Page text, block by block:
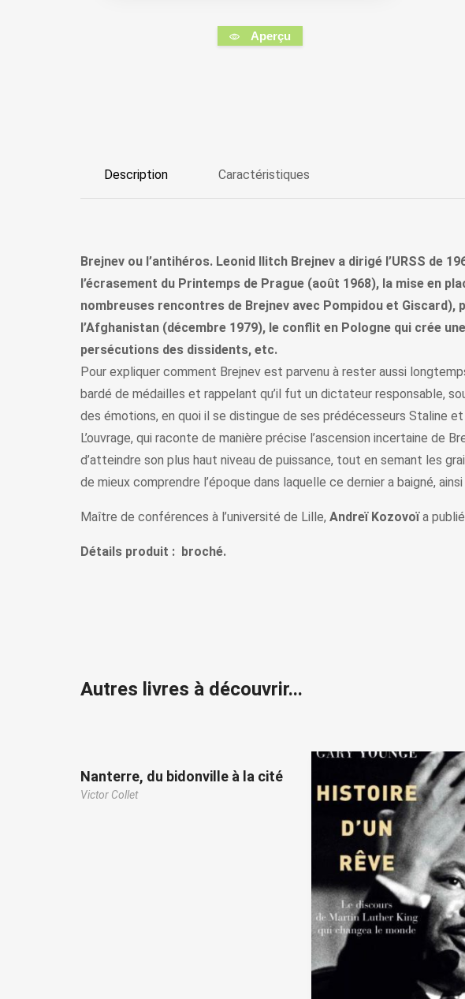
Aperçu
Description Caractéristiques
Brejnev ou l’antihéros. Leonid Ilitch Brejnev a dirigé l’URSS de
l’écrasement du Printemps de Prague (août 1968), la mise en
nombreuses rencontres de Brejnev avec Pompidou et Giscard),
l’Afghanistan (décembre 1979), le conflit en Pologne qui crée
persécutions des dissidents, etc.
Pour expliquer comment Brejnev est parvenu à rester aussi
bardé de médailles et rappelant qu’il fut un dictateur responsable,
des émotions, en quoi il se distingue de ses prédécesseurs Staline
L’ouvrage, qui raconte de manière précise l’ascension incertaine de
d’atteindre son plus haut niveau de puissance, tout en semant les
de mieux comprendre l’époque dans laquelle ce dernier a baigné,
Maître de conférences à l’université de Lille, Andreï Kozovoïa
Détails produit : broché.
Autres livres à découvrir...
Nanterre, du bidonville à la cité
Victor Collet